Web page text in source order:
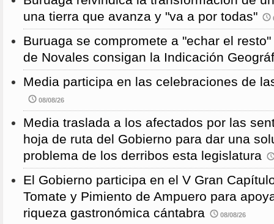
una tierra que avanza y "va a por todas"
Buruaga se compromete a "echar el
de Novales consigan la Indicación
Media participa en las celebraciones de
08/08/26
Media traslada a los afectados por las
hoja de ruta del Gobierno para dar una
problema de los derribos esta legislatura
El Gobierno participa en el V Gran
Tomate y Pimiento de Ampuero para
riqueza gastronómica cántabra
08/08/26